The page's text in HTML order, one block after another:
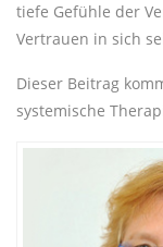
tiefe Gefühle der
Vertrauen in sich
Dieser Beitrag
systemische